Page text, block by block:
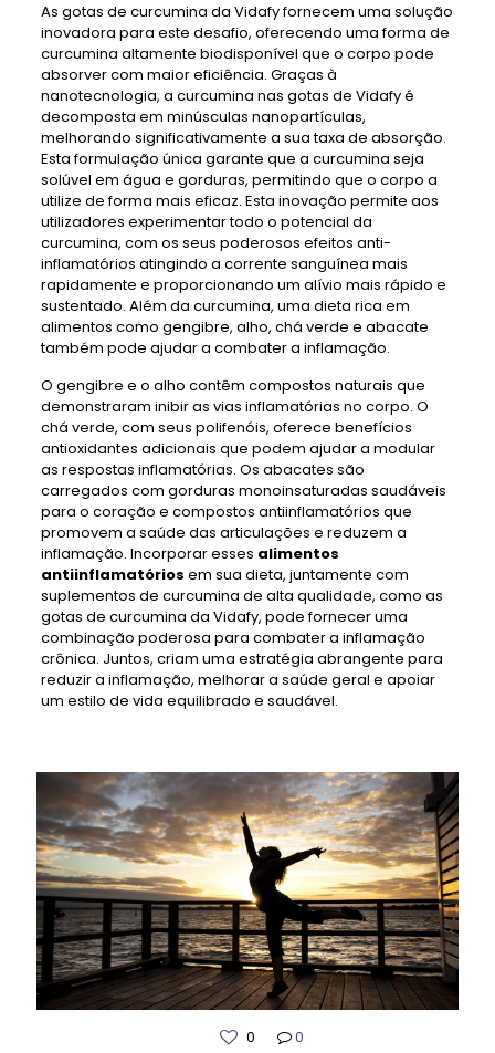
As gotas de curcumina da Vidafy fornecem uma solução
inovadora para este desafio, oferecendo uma forma de
curcumina altamente biodisponível que o corpo pode
absorver com maior eficiência. Graças à
nanotecnologia, a curcumina nas gotas de Vidafy é
decomposta em minúsculas nanopartículas,
melhorando significativamente a sua taxa de absorção.
Esta formulação única garante que a curcumina seja
solúvel em água e gorduras, permitindo que o corpo a
utilize de forma mais eficaz. Esta inovação permite aos
utilizadores experimentar todo o potencial da
curcumina, com os seus poderosos efeitos anti-
inflamatórios atingindo a corrente sanguínea mais
rapidamente e proporcionando um alívio mais rápido e
sustentado. Além da curcumina, uma dieta rica em
alimentos como gengibre, alho, chá verde e abacate
também pode ajudar a combater a inflamação.
O gengibre e o alho contêm compostos naturais que
demonstraram inibir as vias inflamatórias no corpo. O
chá verde, com seus polifenóis, oferece benefícios
antioxidantes adicionais que podem ajudar a modular
as respostas inflamatórias. Os abacates são
carregados com gorduras monoinsaturadas saudáveis ​​
para o coração e compostos antiinflamatórios que
promovem a saúde das articulações e reduzem a
inflamação. Incorporar esses alimentos
antiinflamatórios em sua dieta, juntamente com
suplementos de curcumina de alta qualidade, como as
gotas de curcumina da Vidafy, pode fornecer uma
combinação poderosa para combater a inflamação
crônica. Juntos, criam uma estratégia abrangente para
reduzir a inflamação, melhorar a saúde geral e apoiar
um estilo de vida equilibrado e saudável.
0 0